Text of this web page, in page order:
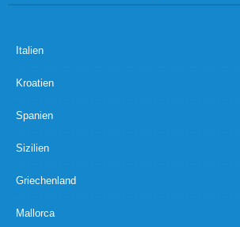
Italien
Kroatien
Spanien
Sizilien
Griechenland
Mallorca